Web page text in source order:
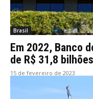
Brasil
Em 2022, Banco
de R$ 31,8 bilhões
15 de fevereiro de 2023